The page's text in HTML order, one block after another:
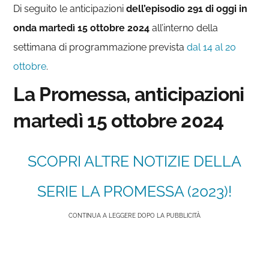
Di seguito le anticipazioni dell’episodio 291 di oggi in
onda martedì 15 ottobre 2024 all’interno della
settimana di programmazione previstadal 14 al 20
ottobre.
La Promessa, anticipazioni
martedì 15 ottobre 2024
SCOPRI ALTRE NOTIZIE DELLA
SERIE LA PROMESSA (2023)!
CONTINUA A LEGGERE DOPO LA PUBBLICITÀ